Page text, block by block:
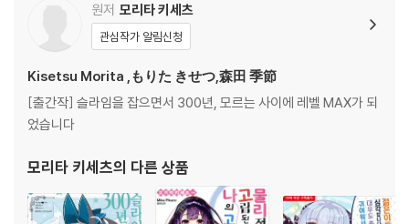
원저 모리타 키세츠
관심작가 알림신청
Kisetsu Morita ,もりた きせつ,森田 季節
[출간작] 슬라임을 잡으면서 300년, 모르는 사이에 레벨 MAX가 되
었습니다
모리타 키세츠의 다른 상품